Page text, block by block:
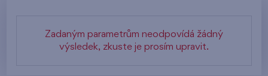
Zadaným parametrům neodpovídá žádný
výsledek, zkuste je prosím upravit.